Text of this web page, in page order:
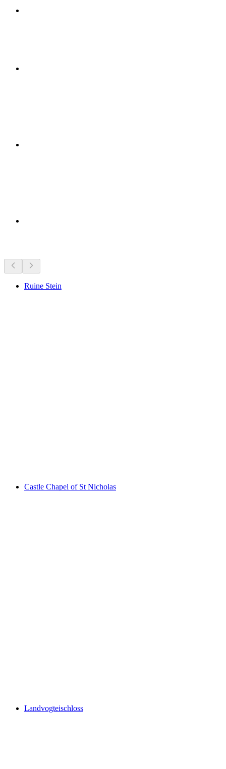
Ruine Stein
Castle Chapel of St Nicholas
Landvogteischloss